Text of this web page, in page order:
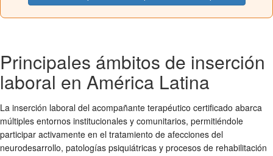
Principales ámbitos de inserción
laboral en América Latina
La inserción laboral del acompañante terapéutico certificado abarca
múltiples entornos institucionales y comunitarios, permitiéndole
participar activamente en el tratamiento de afecciones del
neurodesarrollo, patologías psiquiátricas y procesos de rehabilitación